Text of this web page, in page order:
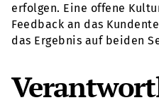
erfolgen. Eine offene
Feedback an das
das Ergebnis auf beiden